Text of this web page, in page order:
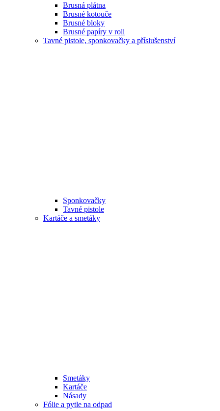
Brusná plátna
Brusné kotouče
Brusné bloky
Brusné papíry v roli
Tavné pistole, sponkovačky a příslušenství
Sponkovačky
Tavné pistole
Kartáče a smetáky
Smetáky
Kartáče
Násady
Fólie a pytle na odpad